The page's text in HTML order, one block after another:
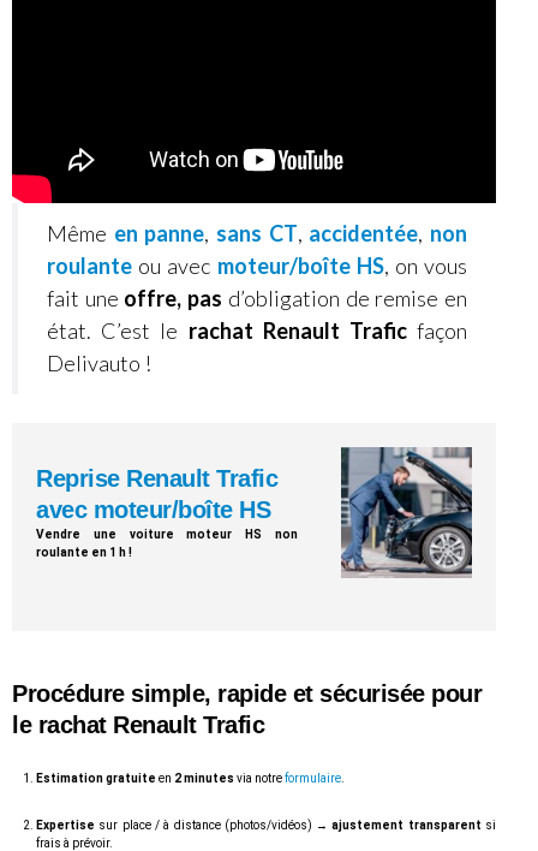
Même en panne, sans CT, accidentée, non
roulante ou avec moteur/boîte HS, on vous
fait une offre, pas d’obligation de remise en
état. C’est le rachat Renault Trafic façon
Delivauto !
Reprise Renault Trafic
avec moteur/boîte HS
Vendre une voiture moteur HS non
roulante en 1 h !
Procédure simple, rapideet sécurisée pour
le rachat Renault Trafic
Estimation gratuite en 2 minutes via notreformulaire
Expertise sur place / à distance (photos/vidéos) →ajustement transparent si
frais à prévoir.